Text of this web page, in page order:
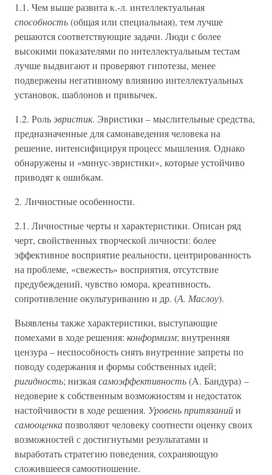
1.1. Чем выше развита к.-л. интеллектуальная
способность(общая или специальная), тем лучше
решаются соответствующие задачи. Люди с более
высокими показателями по интеллектуальным тестам
лучше выдвигают и проверяют гипотезы, менее
подвержены негативному влиянию интеллектуальных
установок, шаблонов и привычек.
1.2. Рольэвристик. Эвристики – мыслительные средства,
предназначенные для самонаведения человека на
решение, интенсифицируя процесс мышления. Однако
обнаружены и «минус-эвристики», которые устойчиво
приводят к ошибкам.
2. Личностные особенности.
2.1. Личностные черты и характеристики. Описан ряд
черт, свойственных творческой личности: более
эффективное восприятие реальности, центрированность
на проблеме, «свежесть» восприятия, отсутствие
предубеждений, чувство юмора, креативность,
сопротивление окультуриванию и др. (А. Маслоу).
Выявлены также характеристики, выступающие
помехами в ходе решения: конформизм; внутренняя
цензура – неспособность снять внутренние запреты по
поводу содержания и формы собственных идей;
ригидность; низкаясамоэффективность(А. Бандура) –
недоверие к собственным возможностям и недостаток
настойчивости в ходе решения. Уровень притязанийи
самооценкапозволяют человеку соотнести оценку своих
возможностей с достигнутыми результатами и
выработать стратегию поведения, сохраняющую
сложившееся самоотношение.